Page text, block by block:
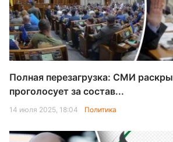
Полная перезагрузка: СМИ
проголосует за состав...
14 июля 2025, 18:04 Политика